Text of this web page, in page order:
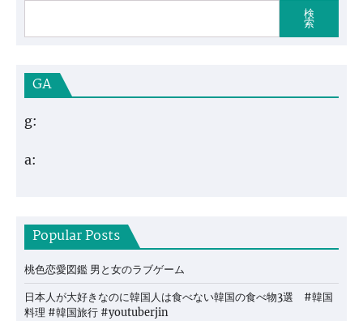
検
索
GA
g:
a:
Popular Posts
桃色恋愛図鑑 男と女のラブゲーム
日本人が大好きなのに韓国人は食べない韓国の食べ物3選 #韓国
料理 #韓国旅行 #youtuberjin